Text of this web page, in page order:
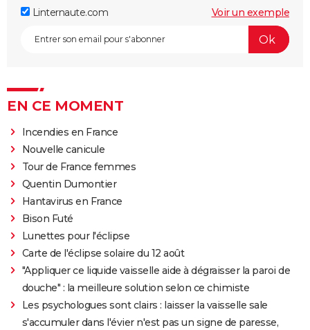
Linternaute.com Voir un exemple
EN CE MOMENT
Incendies en France
Nouvelle canicule
Tour de France femmes
Quentin Dumontier
Hantavirus en France
Bison Futé
Lunettes pour l'éclipse
Carte de l'éclipse solaire du 12 août
"Appliquer ce liquide vaisselle aide à dégraisser la paroi de
douche" : la meilleure solution selon ce chimiste
Les psychologues sont clairs : laisser la vaisselle sale
s'accumuler dans l'évier n'est pas un signe de paresse,